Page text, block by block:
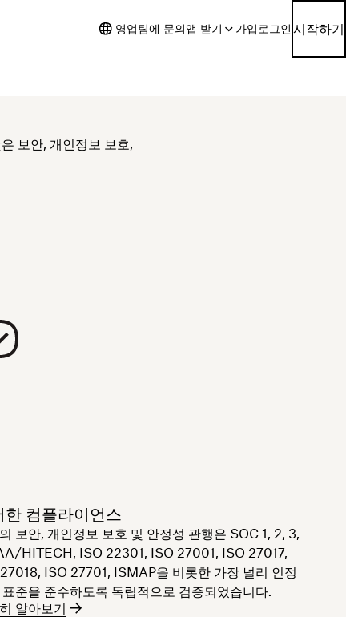
영업팀에 문의앱 받기 가입 로그인 시작하기
보안, 개인정보 보호,
한 컴플라이언스
보안, 개인정보 보호 및 안정성 관행은 SOC 1, 2, 3,
HITECH, ISO 22301, ISO 27001, ISO 27017,
ISO 27701, ISMAP을 비롯한 가장 널리 인정
표준을 준수하도록 독립적으로 검증되었습니다.
알아보기